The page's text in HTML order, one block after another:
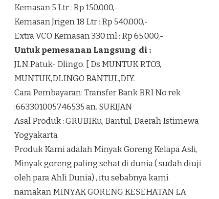
Kemasan 5 Ltr : Rp 150.000,-
Kemasan Jrigen 18 Ltr : Rp 540.000,-
Extra VCO Kemasan 330 ml : Rp 65.000,-
Untuk pemesanan Langsung di :
JLN.Patuk- Dlingo. [ Ds MUNTUK RTO3,
MUNTUK,DLINGO BANTUL,DIY.
Cara Pembayaran: Transfer Bank BRI No rek
:663301005746535 an. SUKIJAN
Asal Produk : GRUBIKu, Bantul, Daerah Istimewa
Yogyakarta
Produk Kami adalah Minyak Goreng Kelapa Asli,
Minyak goreng paling sehat di dunia ( sudah diuji
oleh para Ahli Dunia) , itu sebabnya kami
namakan MINYAK GORENG KESEHATAN LA